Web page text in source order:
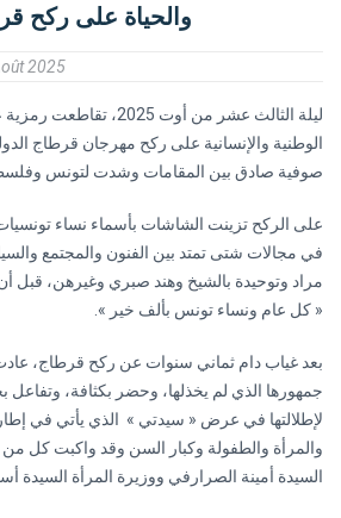
والحياة على ركح
2025
ليلة الثالث عشر من أوت
الوطنية والإنسانية على ركح مهرجان قرطاج
صوفية صادق بين المقامات وشدت لتونس
على الركح تزينت الشاشات بأسماء نساء
في مجالات شتى تمتد بين الفنون والمجتمع
مراد وتوحيدة بالشيخ وهند صبري وغيرهن، قبل أن
« كل عام ونساء تونس بألف خير ».
بعد غياب دام ثماني سنوات عن ركح قرطاج،
جمهورها الذي لم يخذلها، وحضر بكثافة، وتفاعل
لإطلالتها في عرض « سيدتي » الذي يأتي في إطار
والمرأة والطفولة وكبار السن وقد واكبت كل من
السيدة أمينة الصرارفي ووزيرة المرأة السيدة